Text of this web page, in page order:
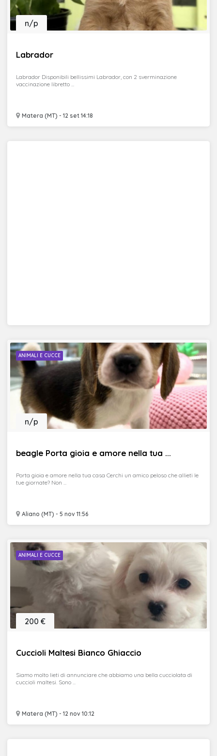
Labrador
Matera (MT) - 12 set 14:18
n/p
Labrador Disponibili bellissimi Labrador, con 2 sverminazione
vaccinazione libretto ...
ANIMALI E CUCCE
beagle Porta gioia e amore nella tua ...
Aliano (MT) - 5 nov 11:56
n/p
Porta gioia e amore nella tua casa Cerchi un amico peloso che allieti le
tue giornate? Non ...
ANIMALI E CUCCE
Cuccioli Maltesi Bianco Ghiaccio
Matera (MT) - 12 nov 10:12
200 €
Siamo molto lieti di annunciare che abbiamo una bella cucciolata di
cuccioli maltesi. Sono ...